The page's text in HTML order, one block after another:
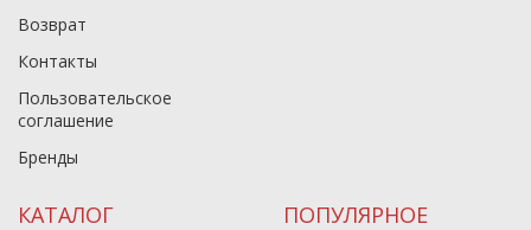
Возврат
Контакты
Пользовательское
соглашение
Бренды
КАТАЛОГ ПОПУЛЯРНОЕ